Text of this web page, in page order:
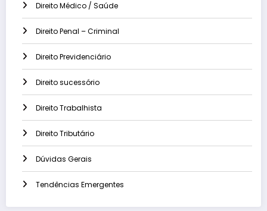
Direito Médico / Saúde
Direito Penal – Criminal
Direito Previdenciário
Direito sucessório
Direito Trabalhista
Direito Tributário
Dúvidas Gerais
Tendências Emergentes